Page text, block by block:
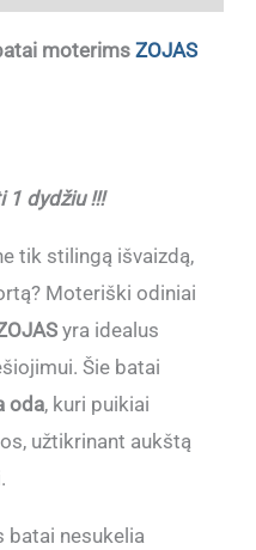
moterimsZOJAS
1 dydžiu !!!
tik stilingą išvaizdą,
Moteriški odiniai
yra idealus
Šie batai
oda, kuri puikiai
užtikrinant aukštą
batai nesukelia